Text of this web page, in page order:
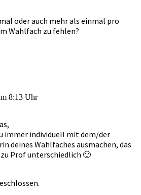
oder auch mehr als einmal pro
Wahlfach zu fehlen?
8:13 Uhr
immer individuell mit dem/der
deines Wahlfaches ausmachen, das
Prof unterschiedlich 🙂